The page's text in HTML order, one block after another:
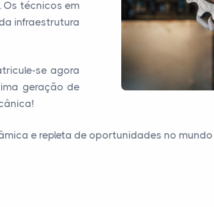
técnicos em
infraestrutura
se agora
geração de
e repleta de oportunidades no